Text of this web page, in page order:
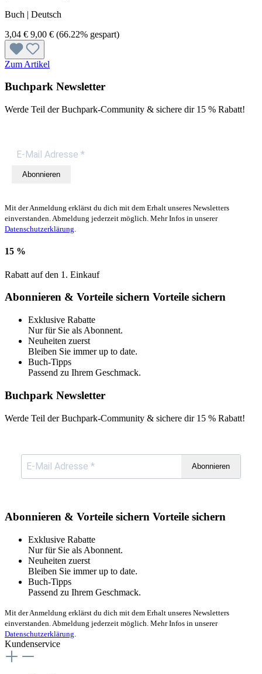
Buch | Deutsch
3,04 € 9,00 € (66.22% gespart)
Zum Artikel
Buchpark Newsletter
Werde Teil der Buchpark-Community & sichere dir 15 % Rabatt!
Abonnieren
Mit der Anmeldung erklärst du dich mit dem Erhalt unseres Newsletters
einverstanden. Abmeldung jederzeit möglich. Mehr Infos in unserer
Datenschutzerklärung.
15 %
Rabatt auf den 1. Einkauf
Abonnieren & Vorteile sichern Vorteile sichern
Exklusive Rabatte
Nur für Sie als Abonnent.
Neuheiten zuerst
Bleiben Sie immer up to date.
Buch-Tipps
Passend zu Ihrem Geschmack.
Buchpark Newsletter
Werde Teil der Buchpark-Community & sichere dir 15 % Rabatt!
Abonnieren
Abonnieren & Vorteile sichern Vorteile sichern
Exklusive Rabatte
Nur für Sie als Abonnent.
Neuheiten zuerst
Bleiben Sie immer up to date.
Buch-Tipps
Passend zu Ihrem Geschmack.
Mit der Anmeldung erklärst du dich mit dem Erhalt unseres Newsletters
einverstanden. Abmeldung jederzeit möglich. Mehr Infos in unserer
Datenschutzerklärung
Kundenservice